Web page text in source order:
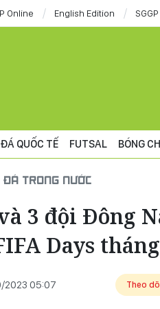
Online English Edition
QUỐC TẾ FUTSAL BÓNG
ĐÁ TRONG NƯỚC
3 đội Đông
Days
2023 05:07 Theo